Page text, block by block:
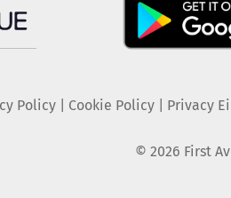
Policy| Cookie Policy| Privacy
© 2026 First